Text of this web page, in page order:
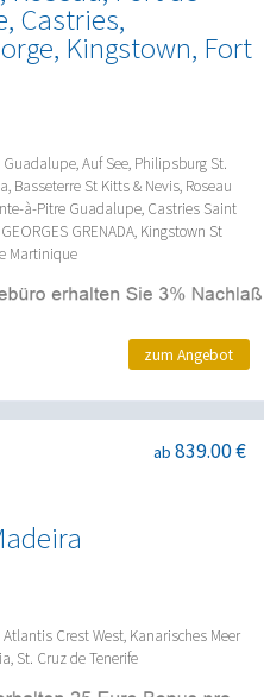
Castries,
Kingstown, Fort
Auf See, Philipsburg St.
Basseterre St Kitts & Nevis, Roseau
à-Pitre Guadalupe, Castries Saint
GRENADA, Kingstown St
Martinique
zum Angebot
ab 839.00 €
Crest West, Kanarisches Meer
St. Cruz de Tenerife